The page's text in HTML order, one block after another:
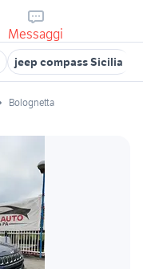
Messaggi
jeep compass Sicilia
Bolognetta